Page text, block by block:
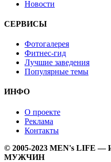
Новости
СЕРВИСЫ
Фотогалерея
Фитнес-гид
Лучшие заведения
Популярные темы
ИНФО
О проекте
Реклама
Контакты
© 2005-2023 MEN's
МУЖЧИН